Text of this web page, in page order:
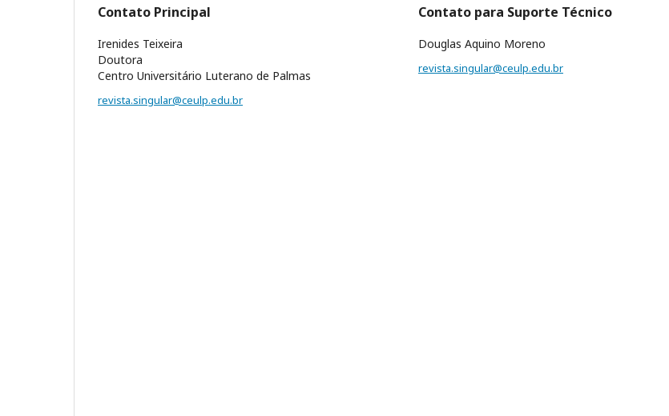
Contato Principal
Irenides Teixeira
Doutora
Centro Universitário Luterano de Palmas
revista.singular@ceulp.edu.br
Contato para Suporte Técnico
Douglas Aquino Moreno
revista.singular@ceulp.edu.br